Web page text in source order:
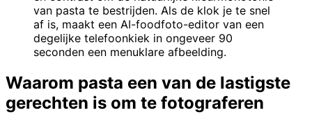
van pasta te bestrijden. Als de klok je te snel
af is, maakt een AI-foodfoto-editor van een
degelijke telefoonkiek in ongeveer 90
seconden een menuklare afbeelding.
Waarom pasta een van de lastigste
gerechten is om te fotograferen